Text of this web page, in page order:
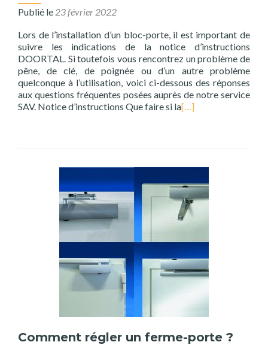
Publié le 23 février 2022
Lors de l’installation d’un bloc-porte, il est important de
suivre les indications de la notice d’instructions
DOORTAL. Si toutefois vous rencontrez un problème de
pêne, de clé, de poignée ou d’un autre problème
quelconque à l’utilisation, voici ci-dessous des réponses
aux questions fréquentes posées auprès de notre service
SAV. Notice d’instructions Que faire si la[…]
Comment régler un ferme-porte ?